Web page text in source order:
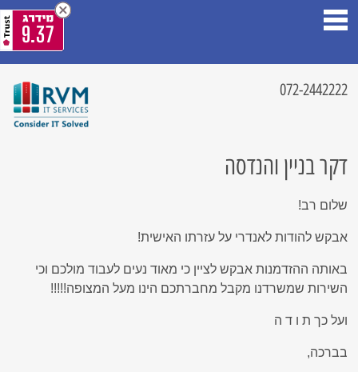
072-2442222
דקר בניין והנדסה
שלום רב!
אבקש להודות לאנדרי על עזרתו האישית!
באותה ההזדמנות אבקש לציין כי מאוד נעים לעבוד מולכם וכי
השירות שמשרדנו מקבל מחברתכם הינו מעל המצופה!!!!!
ועל כך ת ו ד ה
בברכה,
9.37